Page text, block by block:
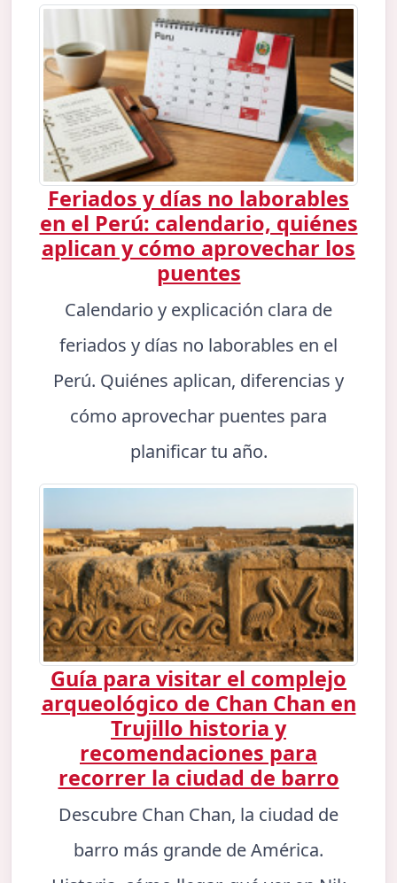
Feriados y días no laborables
en el Perú: calendario, quiénes
aplican y cómo aprovechar los
puentes
Calendario y explicación clara de
feriados y días no laborables en el
Perú. Quiénes aplican, diferencias y
cómo aprovechar puentes para
planificar tu año.
Guía para visitar el complejo
arqueológico de Chan Chan en
Trujillo historia y
recomendaciones para
recorrer la ciudad de barro
Descubre Chan Chan, la ciudad de
barro más grande de América.